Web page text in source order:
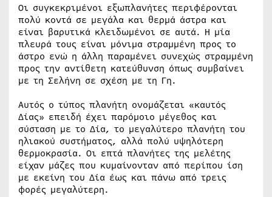
Οι συγκεκριμένοι εξωπλανήτες περιφέρονται
πολύ κοντά σε μεγάλα και θερμά άστρα και
είναι βαρυτικά κλειδωμένοι σε αυτά. Η μία
πλευρά τους είναι μόνιμα στραμμένη προς το
άστρο ενώ η άλλη παραμένει συνεχώς στραμμένη
προς την αντίθετη κατεύθυνση όπως συμβαίνει
με τη Σελήνη σε σχέση με τη Γη.
Αυτός ο τύπος πλανήτη ονομάζεται «καυτός
Δίας» επειδή έχει παρόμοιο μέγεθος και
σύσταση με το Δία, το μεγαλύτερο πλανήτη του
ηλιακού συστήματος, αλλά πολύ υψηλότερη
θερμοκρασία. Οι επτά πλανήτες της μελέτης
είχαν μάζες που κυμαίνονταν από περίπου ίση
με εκείνη του Δία έως και πάνω από τρεις
φορές μεγαλύτερη.